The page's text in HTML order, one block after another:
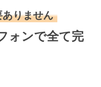
りません
ォンで全て完